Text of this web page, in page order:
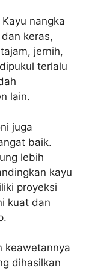
nangka
keras,
jernih,
terlalu
lain.
juga
baik.
lebih
kayu
proyeksi
kuat dan
keawetannya
dihasilkan